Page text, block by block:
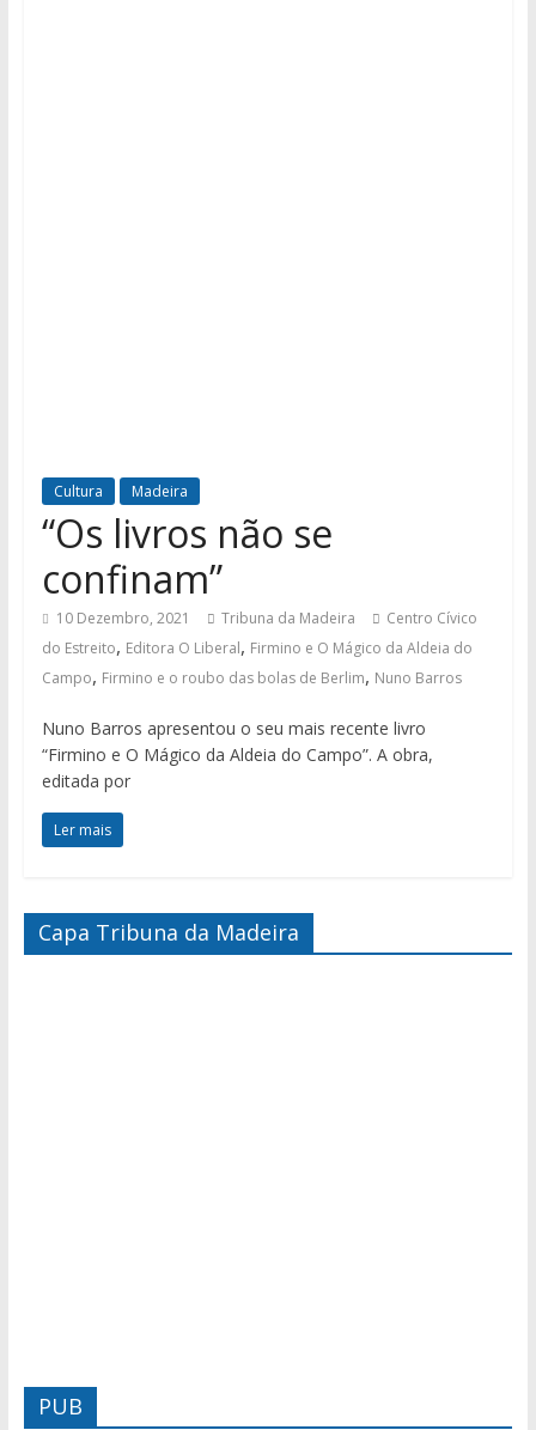
Cultura Madeira
“Os livros não se
confinam”
10 Dezembro, 2021 Tribuna da Madeira
Centro Cívico
do Estreito, Editora O Liberal, Firmino e O Mágico da Aldeia do
Campo, Firmino e o roubo das bolas de Berlim, Nuno Barros
Nuno Barros apresentou o seu mais recente livro
“Firmino e O Mágico da Aldeia do Campo”. A obra,
editada por
Ler mais
Capa Tribuna da Madeira
PUB